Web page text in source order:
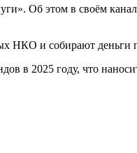
Об этом в своём
НКО и собирают
в 2025 году, что